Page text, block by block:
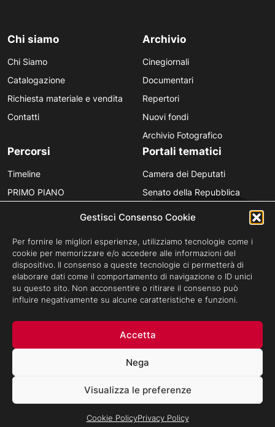
Gestisci Consenso Cookie
Per fornire le migliori esperienze, utilizziamo tecnologie come i
cookie per memorizzare e/o accedere alle informazioni del
dispositivo. Il consenso a queste tecnologie ci permetterà di
elaborare dati come il comportamento di navigazione o ID unici
su questo sito. Non acconsentire o ritirare il consenso può
influire negativamente su alcune caratteristiche e funzioni.
Accetta
Nega
Visualizza le preferenze
Cookie PolicyPrivacy Policy
Chi siamo
Chi Siamo
Catalogazione
Richiesta materiale e vendita
Contatti
Archivio
Cinegiornali
Documentari
Repertori
Nuovi fondi
Archivio Fotografico
Percorsi
Timeline
PRIMO PIANO
Anniversari
Portali tematici
Camera dei Deputati
Senato della Repubblica
Luce per la didattica
Fare gli italiani
Archivio Storico Istituto Luce - Tutti i diritti riservati ©Cinecittà s.p.a
Socio Unico Ministero dell'Economia e delle Finanze i cui diritti del
Socio sono esercitati dal Ministero della Cultura.
Sede legale: Via Tuscolana, N. 1055 - 00173 Roma (ITALIA) -
F +39 06 7221883
Capitale Sociale: € 22.671.548 i.v. - Codice Fiscale e N. Iscr. Reg.
Imprese Roma 11638811007 - P.Iva 11638811007